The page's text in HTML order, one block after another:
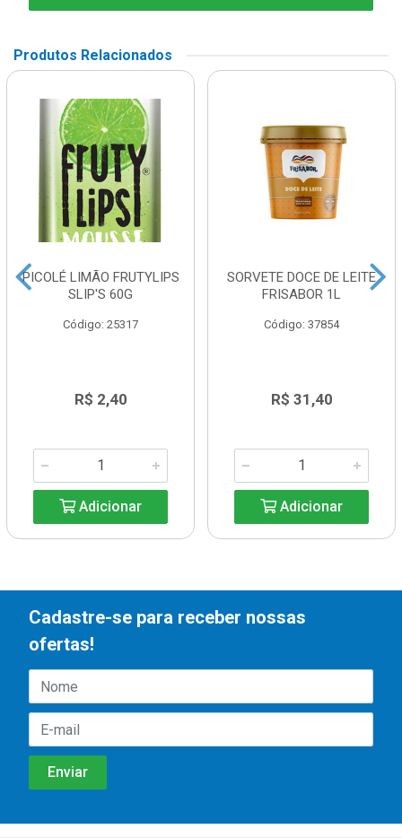
Produtos Relacionados
PICOLÉ LIMÃO FRUTYLIPS
SLIP'S 60G
Código: 25317
R$ 2,40
Adicionar
SORVETE DOCE DE LEITE
FRISABOR 1L
Código: 37854
R$ 31,40
Adicionar
Cadastre-se para receber nossas
ofertas!